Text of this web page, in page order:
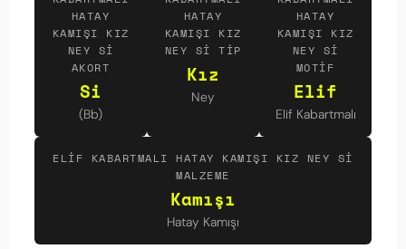
HATAY
KAMIŞI KIZ
NEY SI
AKORT
Si
(Bb)
HATAY
KAMIŞI KIZ
NEY SI TIP
Kız
Ney
HATAY
KAMIŞI KIZ
NEY SI
MOTIF
Elif
Elif Kabartmalı
ELIF KABARTMALI HATAY KAMIŞI KIZ NEY SI
MALZEME
Kamışı
Hatay Kamışı